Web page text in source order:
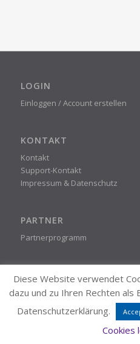
LOGIN
Einloggen / Account erstellen
KONTAKT
Kontakt
Support-Kontakt
Impressum & Datenschutz
PARTNER
Partnerprogramm
STEADYPRINT
© K-iS Systemhaus
Diese Website verwendet
dazu und zu Ihren Rechten als
Datenschutzerklärung.
Cookies